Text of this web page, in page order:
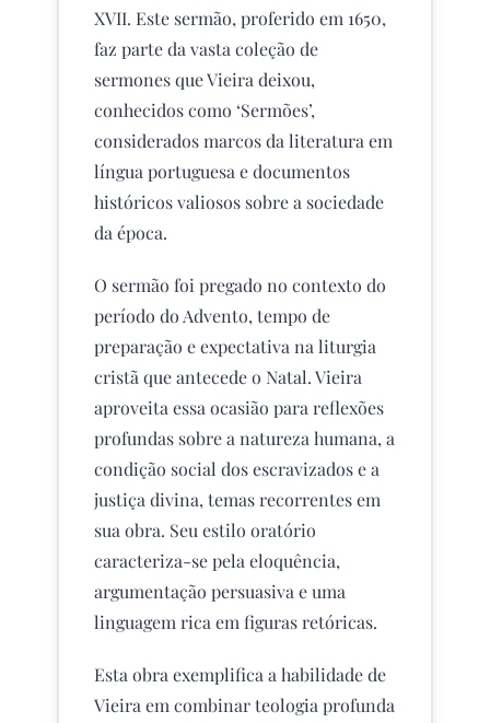
XVII. Este sermão, proferido em 1650,
faz parte da vasta coleção de
sermones que Vieira deixou,
conhecidos como ‘Sermões’,
considerados marcos da literatura em
língua portuguesa e documentos
históricos valiosos sobre a sociedade
da época.
O sermão foi pregado no contexto do
período do Advento, tempo de
preparação e expectativa na liturgia
cristã que antecede o Natal. Vieira
aproveita essa ocasião para reflexões
profundas sobre a natureza humana, a
condição social dos escravizados e a
justiça divina, temas recorrentes em
sua obra. Seu estilo oratório
caracteriza-se pela eloquência,
argumentação persuasiva e uma
linguagem rica em figuras retóricas.
Esta obra exemplifica a habilidade de
Vieira em combinar teologia profunda